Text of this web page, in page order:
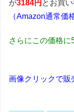
が3184円 とお買
（Amazon通常
さらにこの価格
画像クリックで販